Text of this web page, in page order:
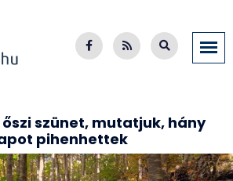
szünet, mutatjuk, hány
pihenhettek